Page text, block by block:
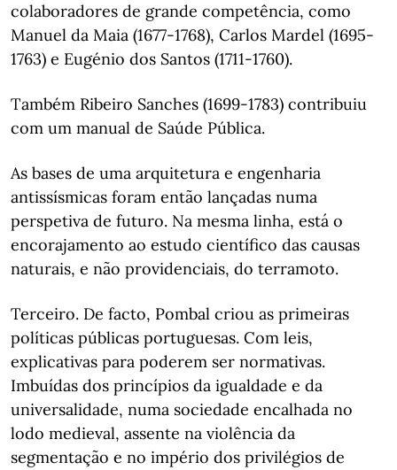
colaboradores de grande competência, como
Manuel da Maia (1677-1768), Carlos Mardel (1695-
1763) e Eugénio dos Santos (1711-1760).
Também Ribeiro Sanches (1699-1783) contribuiu
com um manual de Saúde Pública.
As bases de uma arquitetura e engenharia
antissísmicas foram então lançadas numa
perspetiva de futuro. Na mesma linha, está o
encorajamento ao estudo científico das causas
naturais, e não providenciais, do terramoto.
Terceiro. De facto, Pombal criou as primeiras
políticas públicas portuguesas. Com leis,
explicativas para poderem ser normativas.
Imbuídas dos princípios da igualdade e da
universalidade, numa sociedade encalhada no
lodo medieval, assente na violência da
segmentação e no império dos privilégios de